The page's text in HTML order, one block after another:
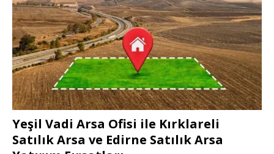
Yeşil Vadi Arsa Ofisi ile Kırklareli
Satılık Arsa ve Edirne Satılık Arsa